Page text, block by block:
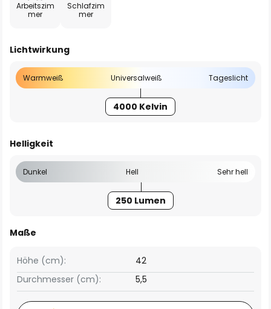
Arbeitszim
mer
Schlafzim
mer
Lichtwirkung
Warmweiß Universalweiß Tageslicht
4000 Kelvin
Helligkeit
Dunkel Hell Sehr hell
250 Lumen
Maße
Höhe (cm):
42
Durchmesser (cm):
5,5